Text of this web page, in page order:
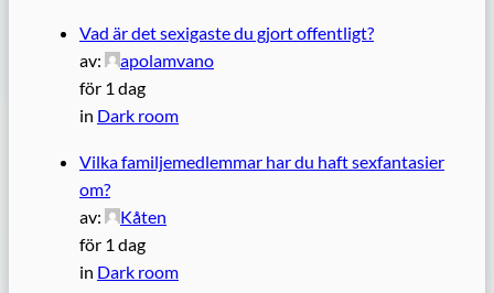
Vad är det sexigaste du gjort offentligt?
av:
apolamvano
för 1 dag
in Dark room
Vilka familjemedlemmar har du haft sexfantasier
om?
av:
Kåten
för 1 dag
in Dark room